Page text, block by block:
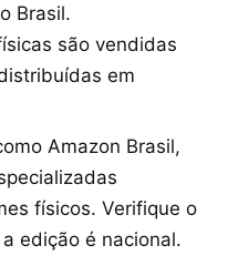
Brasil.
são vendidas
em
Amazon Brasil,
físicos. Verifique o
edição é nacional.